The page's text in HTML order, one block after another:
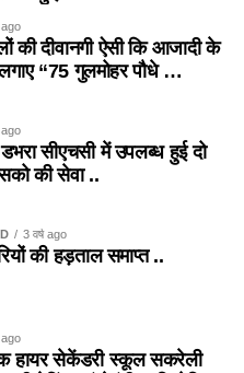
ago
की दीवानगी ऐसी कि आजादी के
“75 गुलमोहर पौधे …
ago
सीएचसी में उपलब्ध हुई दो
की सेवा ..
3 वर्ष ago
की हड़ताल समाप्त ..
ago
हायर सेकेंडरी स्कूल सकरेली